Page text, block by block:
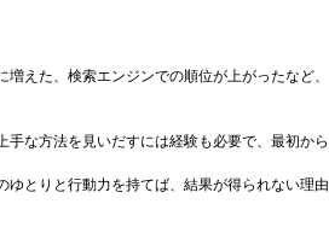
えた、検索エンジンでの順位が上がったなど、
な方法を見いだすには経験も必要で、最初から
とりと行動力を持てば、結果が得られない理由